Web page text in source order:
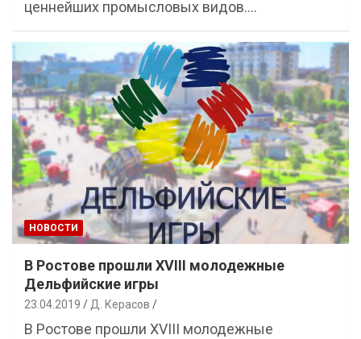
ценнейших промысловых видов.…
НОВОСТИ
В Ростове прошли XVIII молодежные
Дельфийские игры
23.04.2019 Д. Керасов
В Ростове прошли XVIII молодежные